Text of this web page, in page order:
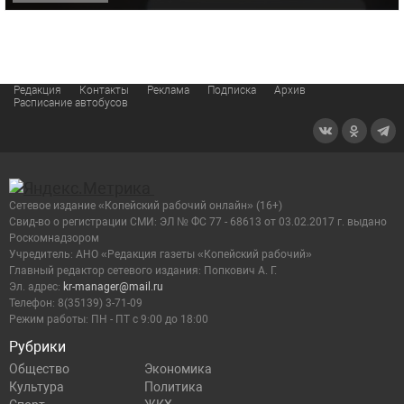
Редакция Контакты Реклама Подписка
Архив
Расписание автобусов
Рубрики
Общество
Экономика
Культура
Политика
Сетевое издание «Копейский рабочий онлайн» (16+)
Cвид-во о регистрации СМИ: ЭЛ № ФС 77 - 68613 от 03.02.2017 г. выдано
Роскомнадзором
Учредитель: АНО «Редакция газеты «Копейский рабочий»
Главный редактор сетевого издания: Попкович А. Г.
Эл. адрес: kr-manager@mail.ru
Телефон: 8(35139) 3-71-09
Режим работы: ПН - ПТ с 9:00 до 18:00